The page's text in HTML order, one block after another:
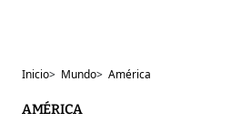
Inicio> Mundo> América
AMÉRICA